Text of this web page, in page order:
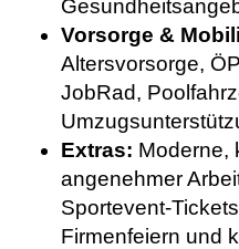
Vorsorge &
Altersvorsorge,
JobRad,
Extras: Moderne,
angenehmer
Sportevent-
Firmenfeiern und